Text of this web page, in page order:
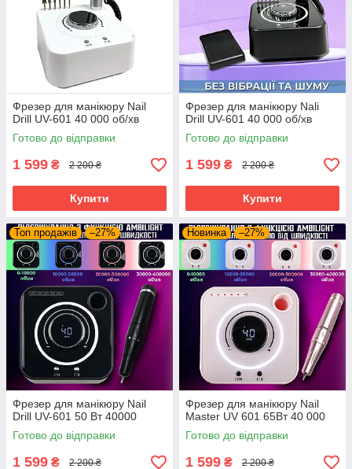
Фрезер для манікюру Nail
Drill UV-601 40 000 об/хв
Готово до відправки
1 599 ₴ 2 200 ₴
Купити
Фрезер для манікюру Nali
Drill UV-601 40 000 об/хв
Готово до відправки
1 599 ₴ 2 200 ₴
Купити
Топ продажів –27%
Фрезер для манікюру Nail
Drill UV-601 50 Вт 40000
Готово до відправки
1 599 ₴ 2 200 ₴
Новинка –27%
Фрезер для манікюру Nail
Master UV 601 65Вт 40 000
Готово до відправки
1 599 ₴ 2 200 ₴